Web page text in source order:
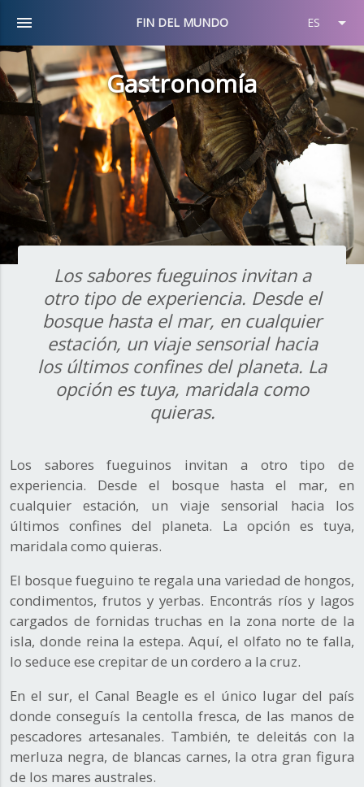
FIN DEL MUNDO
menu ES arrow_drop_down
Gastronomía
Los sabores fueguinos invitan a
otro tipo de experiencia. Desde el
bosque hasta el mar, en cualquier
estación, un viaje sensorial hacia
los últimos confines del planeta. La
opción es tuya, maridala como
quieras.
Los sabores fueguinos invitan a otro tipo de
experiencia. Desde el bosque hasta el mar, en
cualquier estación, un viaje sensorial hacia los
últimos confines del planeta. La opción es tuya,
maridala como quieras.
El bosque fueguino te regala una variedad de hongos,
condimentos, frutos y yerbas. Encontrás ríos y lagos
cargados de fornidas truchas en la zona norte de la
isla, donde reina la estepa. Aquí, el olfato no te falla,
lo seduce ese crepitar de un cordero a la cruz.
En el sur, el Canal Beagle es el único lugar del país
donde conseguís la centolla fresca, de las manos de
pescadores artesanales. También, te deleitás con la
merluza negra, de blancas carnes, la otra gran figura
de los mares australes.